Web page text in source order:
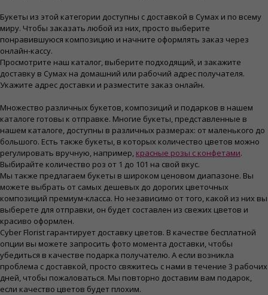
Букеты из этой категории доступны с доставкой в Сумах и по всему
миру. Чтобы заказать любой из них, просто выберите
понравившуюся композицию и начните оформлять заказ через
онлайн-кассу.
Просмотрите наш каталог, выберите подходящий, и закажите
доставку в Сумах на домашний или рабочий адрес получателя.
Укажите адрес доставки и разместите заказ онлайн.
Множество различных букетов, композиций и подарков в нашем
каталоге готовы к отправке. Многие букеты, представленные в
нашем каталоге, доступны в различных размерах: от маленького до
большого. Есть также букеты, в которых количество цветов можно
регулировать вручную, например, красные розы с конфетами.
Выбирайте количество роз от 1 до 101 на свой вкус.
Мы также предлагаем букеты в широком ценовом диапазоне. Вы
можете выбрать от самых дешевых до дорогих цветочных
композиций премиум-класса. Но независимо от того, какой из них вы
выберете для отправки, он будет составлен из свежих цветов и
красиво оформлен.
Cyber Florist гарантирует доставку цветов. В качестве бесплатной
опции вы можете запросить фото момента доставки, чтобы
убедиться в качестве подарка получателю. А если возникла
проблема с доставкой, просто свяжитесь с нами в течение 3 рабочих
дней, чтобы пожаловаться. Мы повторно доставим вам подарок,
если качество цветов будет плохим.